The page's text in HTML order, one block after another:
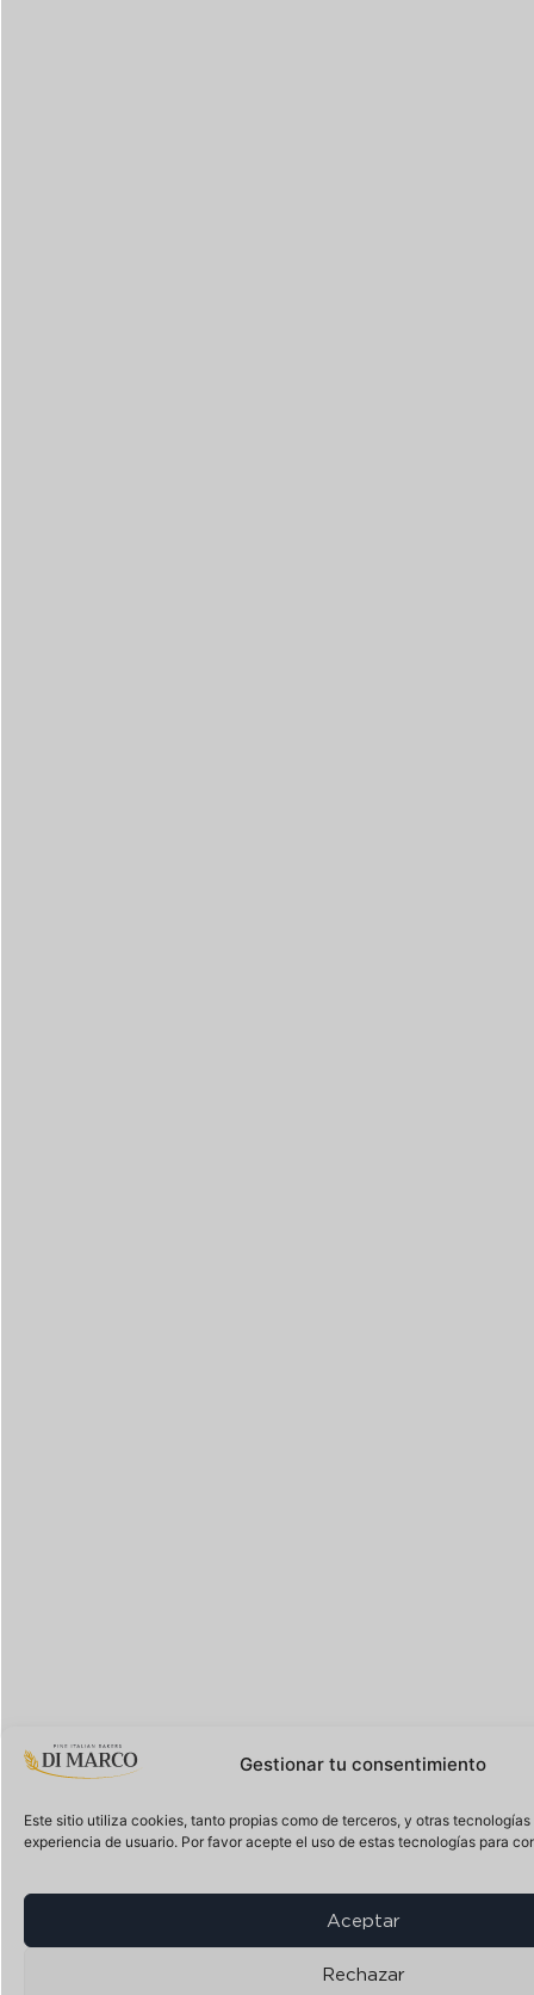
Gestionar tu consentimiento
Este sitio utiliza cookies, tanto propias como de terceros, y otras
experiencia de usuario. Por favor acepte el uso de estas tecnologías para
Aceptar
Rechazar